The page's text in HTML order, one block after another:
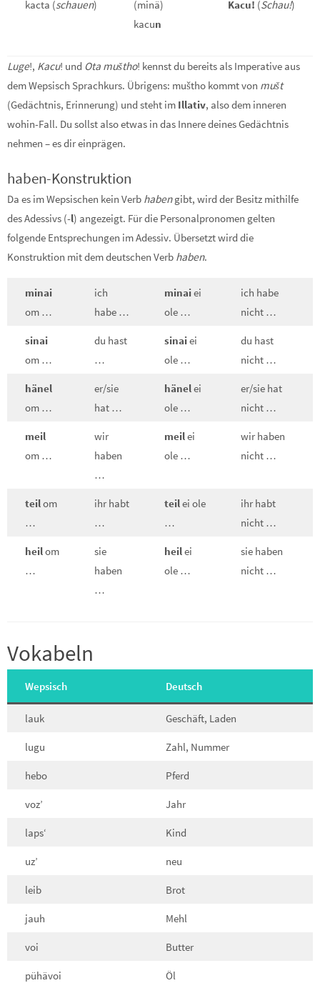
kacta (schauen)
(minä)
kacun
Kacu! (Schau!)
Luge!, Kacu! und Ota muštho! kennst du bereits als Imperative aus
dem Wepsisch Sprachkurs. Übrigens: muštho kommt von mušt
(Gedächtnis, Erinnerung) und steht im Illativ, also dem inneren
wohin-Fall. Du sollst also etwas in das Innere deines Gedächtnis
nehmen – es dir einprägen.
haben-Konstruktion
Da es im Wepsischen kein Verb habengibt, wird der Besitz mithilfe
des Adessivs (-l) angezeigt. Für die Personalpronomen gelten
folgende Entsprechungen im Adessiv. Übersetzt wird die
Konstruktion mit dem deutschen Verb haben.
minai
om …
ich
habe …
minaiei
ole …
ich habe
nicht …
sinai
om …
du hast
…
sinaiei
ole …
du hast
nicht …
hänel
om …
er/sie
hat …
hänelei
ole …
er/sie hat
nicht …
meil
om …
wir
haben
…
meilei
ole …
wir haben
nicht …
teilom
…
ihr habt
…
teilei ole
…
ihr habt
nicht …
heilom
…
sie
haben
…
heilei
ole …
sie haben
nicht …
Vokabeln
Wepsisch Deutsch
lauk Geschäft, Laden
lugu Zahl, Nummer
hebo Pferd
voz’ Jahr
laps‘ Kind
uz’ neu
leib Brot
jauh Mehl
voi Butter
pühävoi Öl